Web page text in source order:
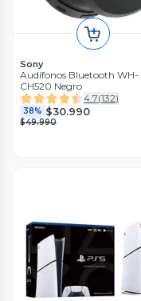
Sony
Audífonos Bluetooth WH-
CH520 Negro
4.7(132)
38% $30.990
$49.990